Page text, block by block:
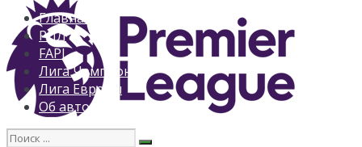
Главная
РПЛ
FAPL
Лига Чемпионов
Лига Европы
Об авторе